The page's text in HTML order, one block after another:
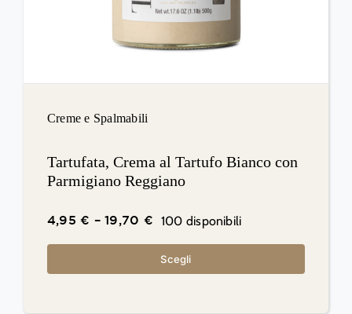
Creme e Spalmabili
Tartufata, Crema al Tartufo Bianco con
Parmigiano Reggiano
4,95€ –19,70 € 100 disponibili
Scegli